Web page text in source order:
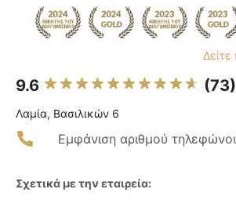
9.6 (73)
Λαμία, Βασιλικών 6
Εμφάνιση αριθμού
Σχετικά με την εταιρεία: